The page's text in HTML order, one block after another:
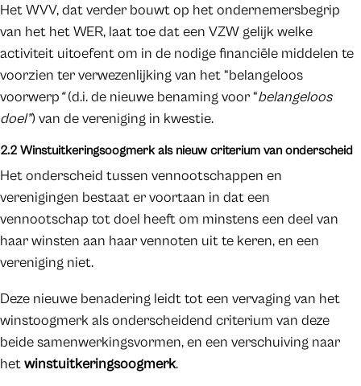
Het WVV, dat verder bouwt op het ondernemersbegrip
van het het WER, laat toe dat een VZW gelijk welke
activiteit uitoefent om in de nodige financiële middelen te
voorzien ter verwezenlijking van het “belangeloos
voorwerp“(d.i. de nieuwe benaming voor “belangeloos
doel”) van de vereniging in kwestie.
2.2 Winstuitkeringsoogmerk als nieuw criterium van onderscheid
Het onderscheid tussen vennootschappen en
verenigingen bestaat er voortaan in dat een
vennootschap tot doel heeft om minstens een deel van
haar winsten aan haar vennoten uit te keren, en een
vereniging niet.
Deze nieuwe benadering leidt tot een vervaging van het
winstoogmerk als onderscheidend criterium van deze
beide samenwerkingsvormen, en een verschuiving naar
hetwinstuitkeringsoogmerk.